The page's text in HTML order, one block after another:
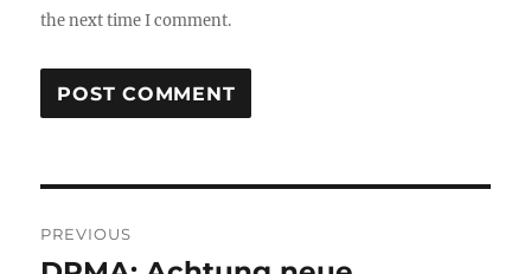
the next time I comment.
navigation
PREVIOUS